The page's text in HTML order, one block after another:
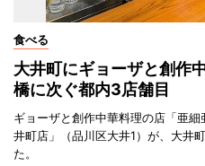
食べる
大井町にギョーザと創
橋に次ぐ都内3店舗目
ギョーザと創作中華料理の店「亜
井町店」（品川区大井1）が、大井
た。